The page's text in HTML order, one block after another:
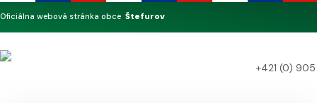
Oficiálna webová stránka obce Štefurov
+421 (0)